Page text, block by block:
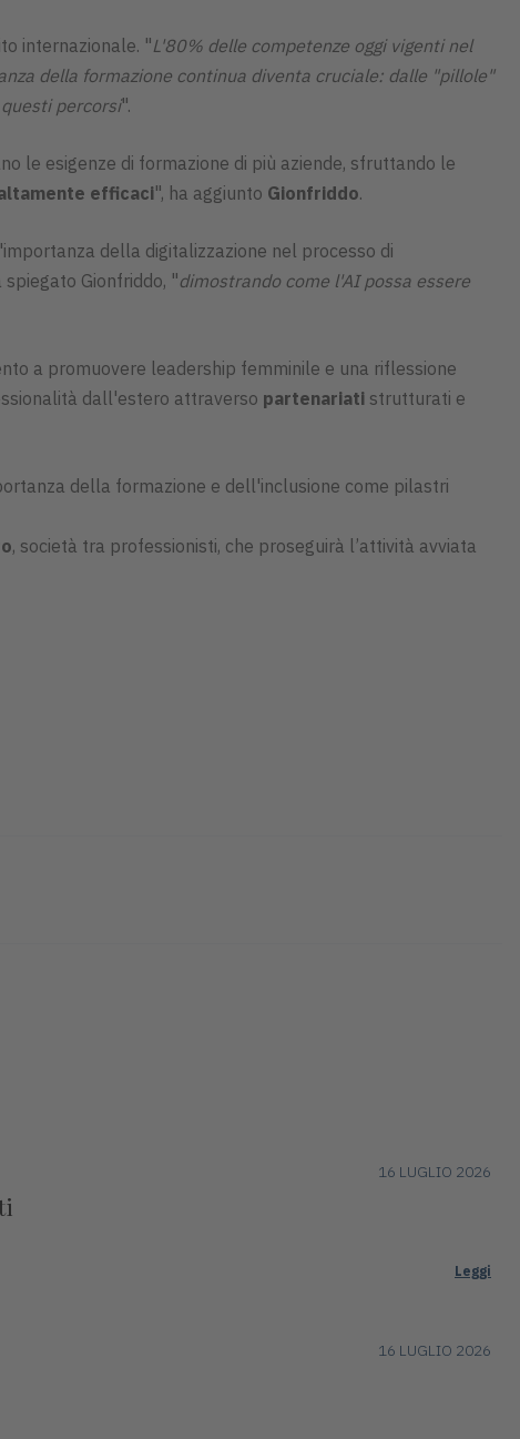
internazionale. "L'80% delle competenze oggi vigenti nel
della formazione continua diventa cruciale: dalle "pillole"
percorsi".
le esigenze di formazione di più aziende, sfruttando le
efficaci", ha aggiunto Gionfriddo.
della digitalizzazione nel processo di
spiegato Gionfriddo, "dimostrando come l'AI possa essere
a promuovere leadership femminile e una riflessione
dall'estero attraverso partenariati strutturati e
della formazione e dell'inclusione come pilastri
, società tra professionisti, che proseguirà l’attività avviata
16 LUGLIO 2026
Leggi
16 LUGLIO 2026